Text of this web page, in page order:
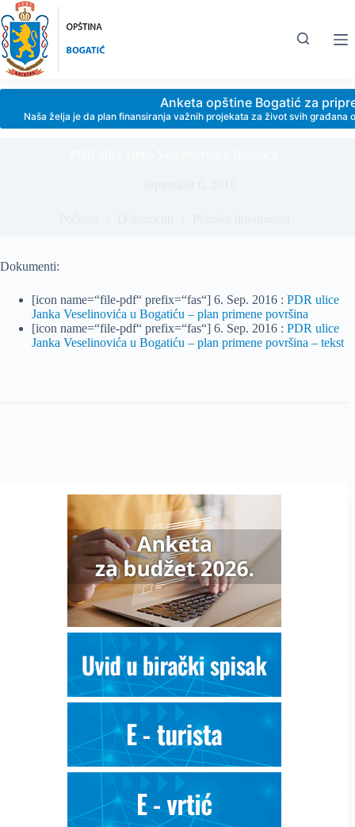
Skip
to
content
Anketa opštine Bogatić za
Naša želja je da plan finansiranja važnih projekata za život svih
Dokumenti:
[icon name=“file-pdf“ prefix=“fas“] 6. Sep. 2016 : PDR ulice
Janka Veselinovića u Bogatiću – plan primene površina
[icon name=“file-pdf“ prefix=“fas“] 6. Sep. 2016 : PDR ulice
Janka Veselinovića u Bogatiću – plan primene površina – tekst